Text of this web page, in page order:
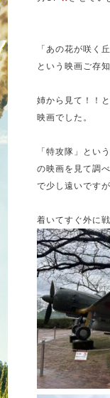
「あの花が咲く
という映画ご存
姉から見て！！
映画でした。
「特攻隊」とい
の映画を見て調
で少し遠いです
着いてすぐ外に